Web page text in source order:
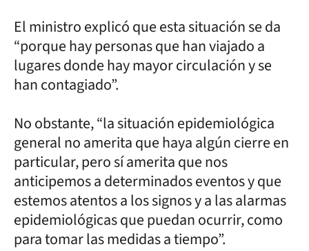
El ministro explicó que esta situación se da
“porque hay personas que han viajado a
lugares donde hay mayor circulación y se
han contagiado”.
No obstante, “la situación epidemiológica
general no amerita que haya algún cierre en
particular, pero sí amerita que nos
anticipemos a determinados eventos y que
estemos atentos a los signos y a las alarmas
epidemiológicas que puedan ocurrir, como
para tomar las medidas a tiempo”.